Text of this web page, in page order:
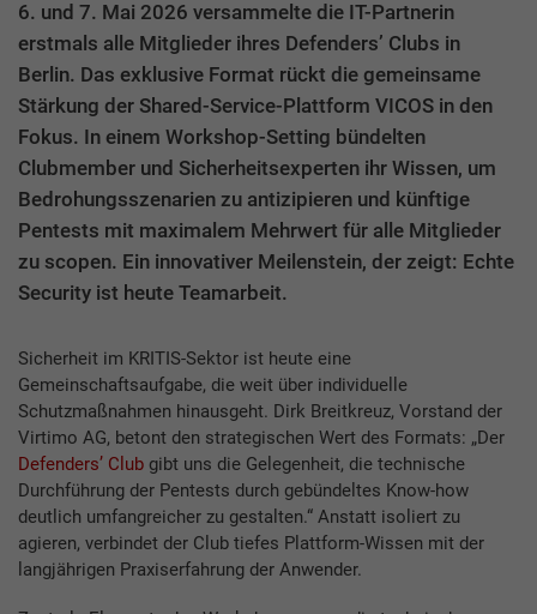
6. und 7. Mai 2026 versammelte die IT-Partnerin
erstmals alle Mitglieder ihres Defenders’ Clubs in
Berlin. Das exklusive Format rückt die gemeinsame
Stärkung der Shared-Service-Plattform VICOS in den
Fokus. In einem Workshop-Setting bündelten
Clubmember und Sicherheitsexperten ihr Wissen, um
Bedrohungsszenarien zu antizipieren und künftige
Pentests mit maximalem Mehrwert für alle Mitglieder
zu scopen. Ein innovativer Meilenstein, der zeigt: Echte
Security ist heute Teamarbeit.
Sicherheit im KRITIS-Sektor ist heute eine
Gemeinschaftsaufgabe, die weit über individuelle
Schutzmaßnahmen hinausgeht. Dirk Breitkreuz, Vorstand der
Virtimo AG, betont den strategischen Wert des Formats: „Der
Defenders’ Club gibt uns die Gelegenheit, die technische
Durchführung der Pentests durch gebündeltes Know-how
deutlich umfangreicher zu gestalten.“ Anstatt isoliert zu
agieren, verbindet der Club tiefes Plattform-Wissen mit der
langjährigen Praxiserfahrung der Anwender.